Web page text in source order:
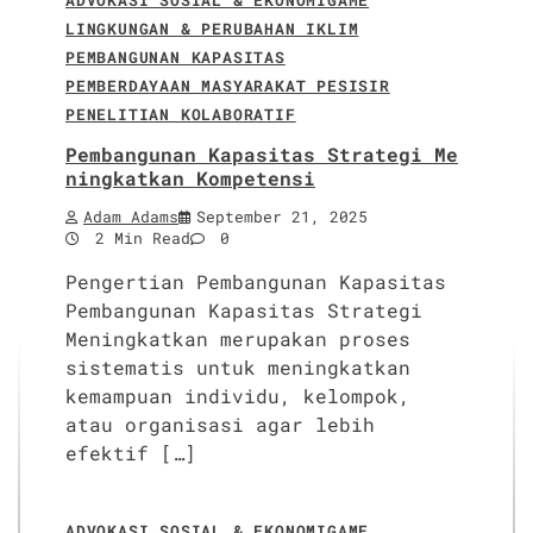
LINGKUNGAN & PERUBAHAN IKLIM
PEMBANGUNAN KAPASITAS
PEMBERDAYAAN MASYARAKAT PESISIR
PENELITIAN KOLABORATIF
Pembangunan Kapasitas Strategi Me
ningkatkan Kompetensi
Adam Adams
September 21, 2025
2 Min Read
0
Pengertian Pembangunan Kapasitas
Pembangunan Kapasitas Strategi
Meningkatkan merupakan proses
sistematis untuk meningkatkan
kemampuan individu, kelompok,
atau organisasi agar lebih
efektif […]